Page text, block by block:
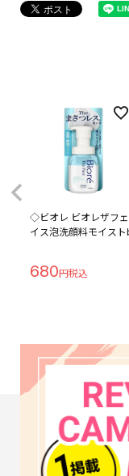
◇ビオレ ビオレザフェ
イス泡洗顔料モイスト
680